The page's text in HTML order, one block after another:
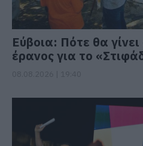
Εύβοια: Πότε θα
έρανος για το